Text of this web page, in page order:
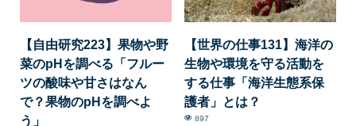
【自由研究223】果物や野
菜のpHを調べる「フルー
ツの酸味や甘さはなん
で？果物のpHを調べよ
う」
【世界の仕事131】海洋の
生物や環境を守る活動を
する仕事「海洋生態系保
護者」とは？
897